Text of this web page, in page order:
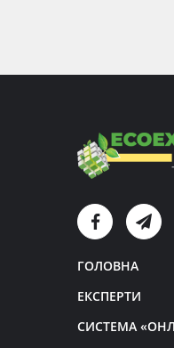
ГОЛОВНА
ЕКСПЕРТИ
СИСТЕМА